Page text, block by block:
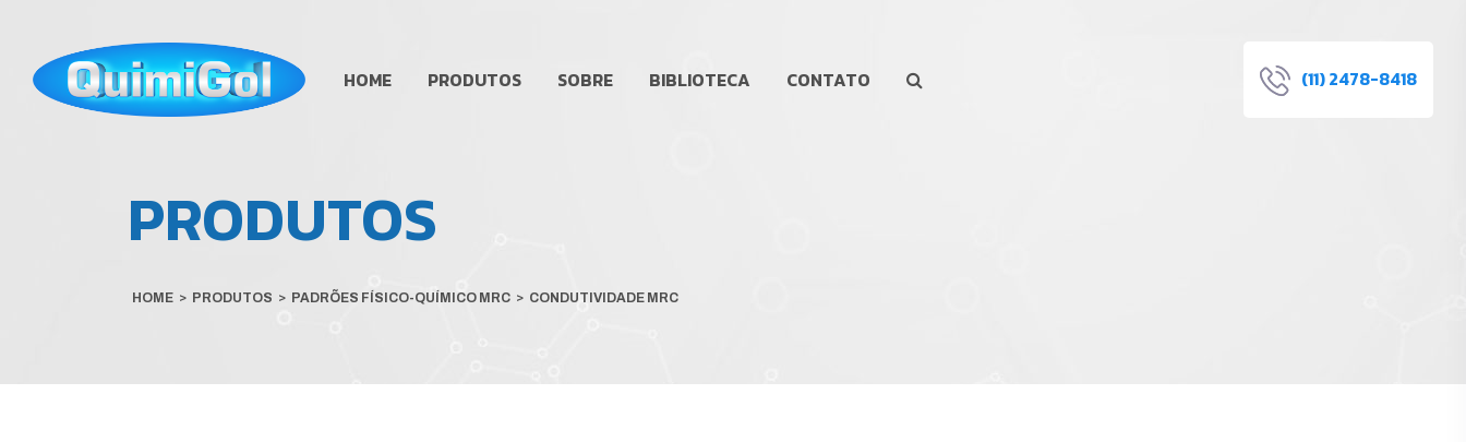
HOME PRODUTOS SOBRE BIBLIOTECA CONTATO (11) 2478-8418
PRODUTOS
HOME > PRODUTOS > PADRÕES FÍSICO-QUÍMICO MRC > CONDUTIVIDADE MRC